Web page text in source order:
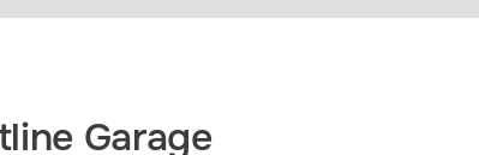
Garage